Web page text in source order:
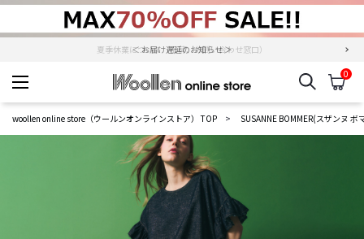
夏季休業について（出荷、お問い合わせ窓口）
woollen online store
検索 カ
0
woollen online store（ウールンオンラインストア） TOP SUSANNE BOMMER(スザンヌ ボ